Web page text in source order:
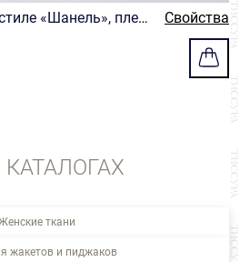
«Шанель», плет
Свойства
КАТАЛОГАХ
ткани
жакетов и пиджаков